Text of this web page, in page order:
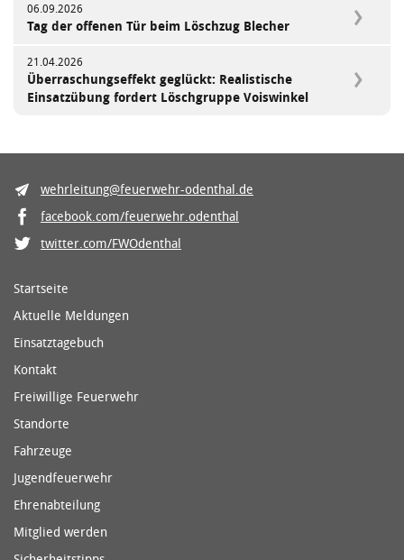
06.09.2026
Tag der offenen Tür beim Löschzug Blecher
21.04.2026
Überraschungseffekt geglückt: Realistische
Einsatzübung fordert Löschgruppe Voiswinkel
wehrleitung@feuerwehr-odenthal.de
facebook.com/feuerwehr.odenthal
twitter.com/FWOdenthal
Startseite
Aktuelle Meldungen
Einsatztagebuch
Kontakt
Freiwillige Feuerwehr
Standorte
Fahrzeuge
Jugendfeuerwehr
Ehrenabteilung
Mitglied werden